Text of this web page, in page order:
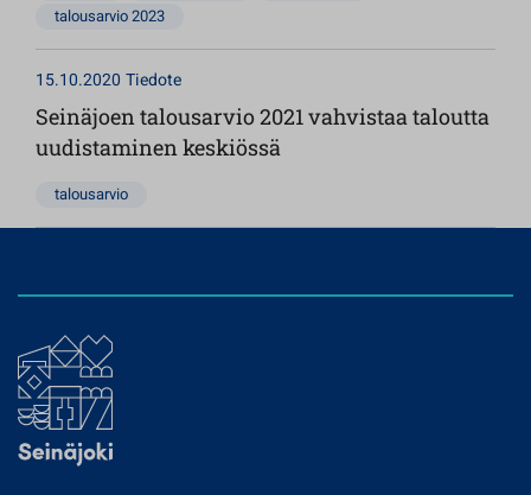
talousarvio 2023
15.10.2020 Tiedote
Seinäjoen talousarvio 2021 vahvistaa taloutta
uudistaminen keskiössä
talousarvio